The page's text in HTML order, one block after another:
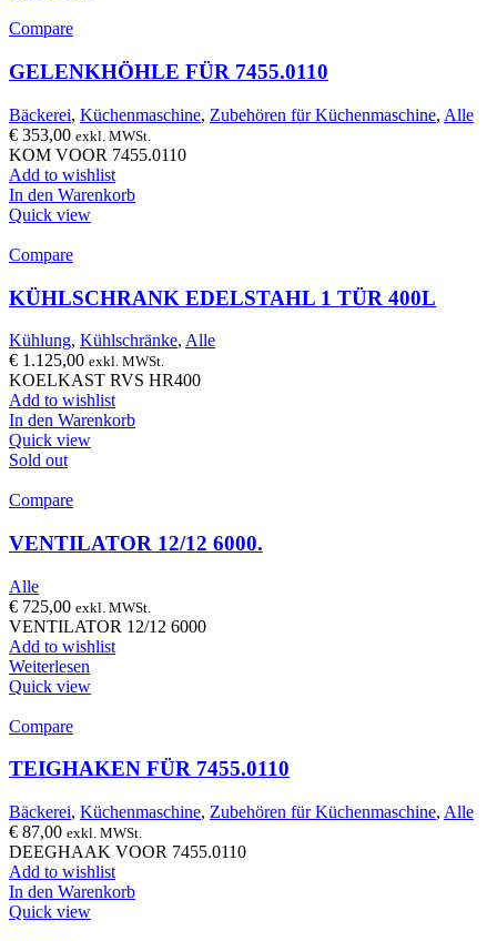
Compare
GELENKHÖHLE FÜR 7455.0110
Bäckerei, Küchenmaschine, Zubehören für Küchenmaschine, Alle
€ 353,00 exkl. MWSt.
KOM VOOR 7455.0110
Add to wishlist
In den Warenkorb
Quick view
Compare
KÜHLSCHRANK EDELSTAHL 1 TÜR 400L
Kühlung, Kühlschränke, Alle
€ 1.125,00 exkl. MWSt.
KOELKAST RVS HR400
Add to wishlist
In den Warenkorb
Quick view
Sold out
Compare
VENTILATOR 12/12 6000.
Alle
€ 725,00 exkl. MWSt.
VENTILATOR 12/12 6000
Add to wishlist
Weiterlesen
Quick view
Compare
TEIGHAKEN FÜR 7455.0110
Bäckerei, Küchenmaschine, Zubehören für Küchenmaschine, Alle
€ 87,00 exkl. MWSt.
DEEGHAAK VOOR 7455.0110
Add to wishlist
In den Warenkorb
Quick view